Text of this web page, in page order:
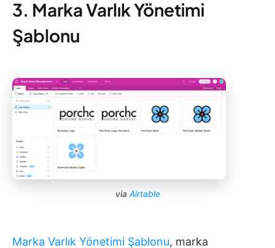
3. Marka Varlık Yönetimi
Şablonu
via Airtable
Marka Varlık Yönetimi Şablonu, marka